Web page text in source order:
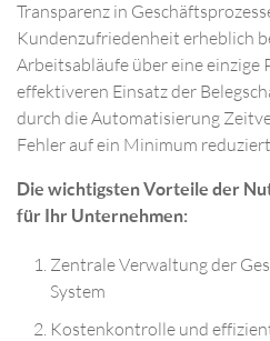
Transparenz in
Kundenzufriedenheit erheblich
Arbeitsabläufe über eine
effektiveren Einsatz der
durch die Automatisierung
Fehler auf ein Minimum reduziert.
Die wichtigsten Vorteile der
für Ihr Unternehmen:
Zentrale Verwaltung der
System
Kostenkontrolle und